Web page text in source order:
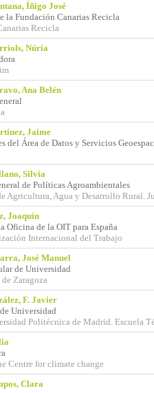
Íñigo José
la Fundación Canarias Recicla
Recicla
Núria
Ana Belén
Jaime
del Área de Datos y Servicios
Silvia
de Políticas Agroambientales
Agricultura, Agua y Desarrollo Rural.
Joaquín
Oficina de la OIT para España
Internacional del Trabajo
José Manuel
de Universidad
Zaragoza
F. Javier
Universidad
Politécnica de Madrid. Escuela
Centre for climate change
Clara